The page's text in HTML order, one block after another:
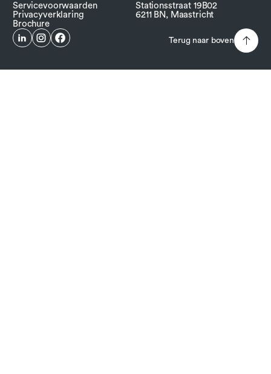
Servicevoorwaarden
Privacyverklaring
Brochure
Stationsstraat 19B02
6211 BN, Maastricht
Terug naar boven